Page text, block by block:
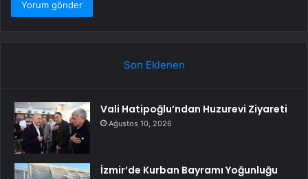
Son Eklenen
Vali Hatipoğlu’ndan Huzurevi Ziyareti
Ağustos 10, 2026
İzmir’de Kurban Bayramı Yoğunluğu